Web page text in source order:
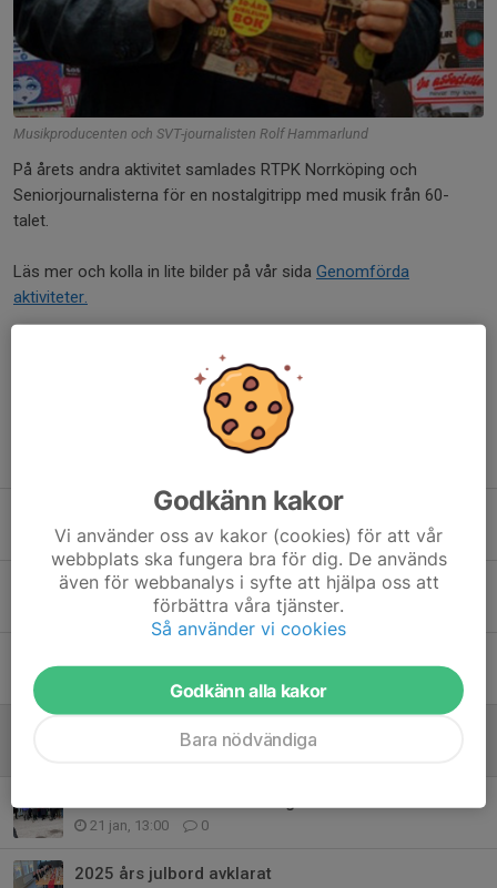
Musikproducenten och SVT-journalisten Rolf Hammarlund
På årets andra aktivitet samlades RTPK Norrköping och
Seniorjournalisterna för en nostalgitripp med musik från 60-
talet.
Läs mer och kolla in lite bilder på vår sida Genomförda
aktiviteter.
Sommarlunch på Kronhjortsgården
15 jun, 13:00 0
Besök av "Doktor Lagom" Fredrik Nyström
21 apr, 11:15 0
30 mar, 19:31 0
Nostalgitripp tillsammans med Rolf Hammarlund
21 jan, 13:00 0
2025 års julbord avklarat
Godkänn kakor
Vi använder oss av kakor (cookies) för att vår
webbplats ska fungera bra för dig. De används
även för webbanalys i syfte att hjälpa oss att
förbättra våra tjänster.
Så använder vi cookies
Godkänn alla kakor
Bara nödvändiga